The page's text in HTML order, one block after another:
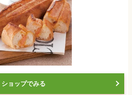
ショップでみる